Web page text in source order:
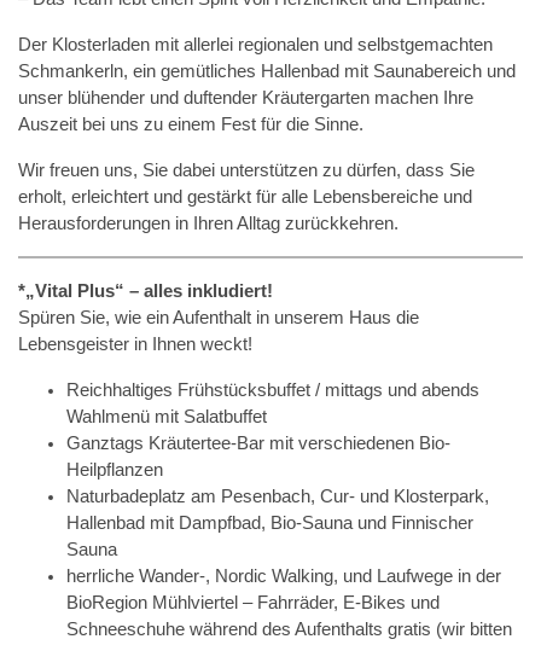
Der Klosterladen mit allerlei regionalen und selbstgemachten
Schmankerln, ein gemütliches Hallenbad mit Saunabereich und
unser blühender und duftender Kräutergarten machen Ihre
Auszeit bei uns zu einem Fest für die Sinne.
Wir freuen uns, Sie dabei unterstützen zu dürfen, dass Sie
erholt, erleichtert und gestärkt für alle Lebensbereiche und
Herausforderungen in Ihren Alltag zurückkehren.
*„Vital Plus“ – alles inkludiert!
Spüren Sie, wie ein Aufenthalt in unserem Haus die
Lebensgeister in Ihnen weckt!
Reichhaltiges Frühstücksbuffet / mittags und abends
Wahlmenü mit Salatbuffet
Ganztags Kräutertee-Bar mit verschiedenen Bio-
Heilpflanzen
Naturbadeplatz am Pesenbach, Cur- und Klosterpark,
Hallenbad mit Dampfbad, Bio-Sauna und Finnischer
Sauna
herrliche Wander-, Nordic Walking, und Laufwege in der
BioRegion Mühlviertel – Fahrräder, E-Bikes und
Schneeschuhe während des Aufenthalts gratis (wir bitten